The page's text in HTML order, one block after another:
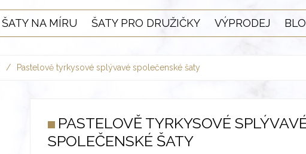
ŠATY NA MÍRU ŠATY PRO DRUŽIČKY VÝPRODEJ
/ Pastelově tyrkysové splývavé společenské šaty
PASTELOVĚ TYRKYSOVÉ
SPOLEČENSKÉ ŠATY